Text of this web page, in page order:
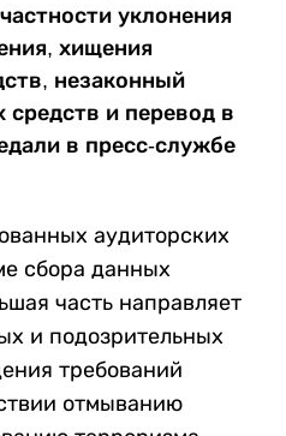
уклонения
хищения
незаконный
и перевод в
в пресс-службе
аудиторских
сбора данных
часть направляет
и подозрительных
требований
отмыванию